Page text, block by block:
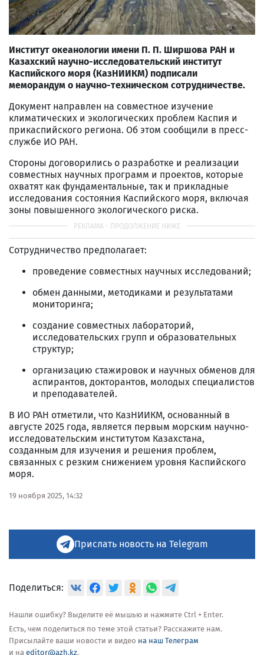
Институт океанологии имени П. П. Ширшова РАН и
Казахский научно-исследовательский институт
Каспийского моря (КазНИИКМ) подписали
меморандум о научно-техническом сотрудничестве.
Документ направлен на совместное изучение
климатических и экологических проблем Каспия и
прикаспийского региона. Об этом сообщили в пресс-
службе ИО РАН.
Стороны договорились о разработке и реализации
совместных научных программ и проектов, которые
охватят как фундаментальные, так и прикладные
исследования состояния Каспийского моря, включая
зоны повышенного экологического риска.
Сотрудничество предполагает:
проведение совместных научных исследований;
обмен данными, методиками и результатами
мониторинга;
создание совместных лабораторий,
исследовательских групп и образовательных
структур;
организацию стажировок и научных обменов для
аспирантов, докторантов, молодых специалистов
и преподавателей.
В ИО РАН отметили, что КазНИИКМ, основанный в
августе 2025 года, является первым морским научно-
исследовательским институтом Казахстана,
созданным для изучения и решения проблем,
связанных с резким снижением уровня Каспийского
моря.
19 ноября 2025, 14:32
Прислать новость на Telegram
Поделиться:
Нашли ошибку? Выделите её мышью и нажмите Ctrl + Enter.
Есть, чем поделиться по теме этой статьи? Расскажите нам.
Присылайте ваши новости и видео на наш Телеграм
и на editor@azh.kz.